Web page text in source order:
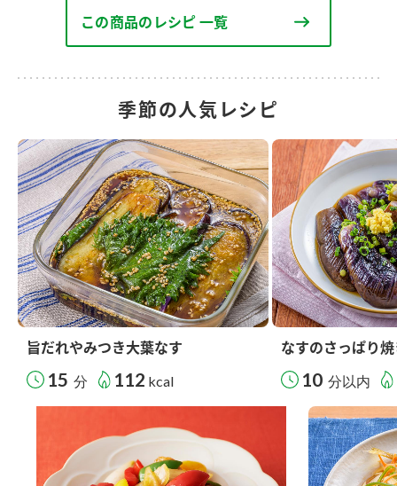
この商品のレシピ 一覧
季節の人気レシピ
旨だれやみつき大葉なす
15 分 112 kcal
なすのさっぱり
10 分以内